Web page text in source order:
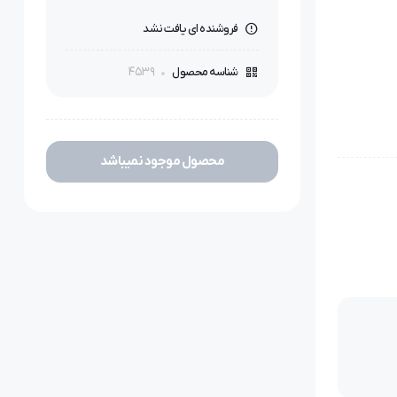
خروجی
فروشنده ای یافت نشد
شناسه محصول 4539
محصول موجود نمیباشد